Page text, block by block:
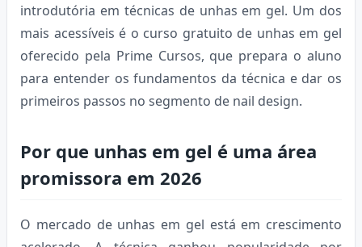
introdutória em técnicas de unhas em gel. Um dos
mais acessíveis é o curso gratuito de unhas em gel
oferecido pela Prime Cursos, que prepara o aluno
para entender os fundamentos da técnica e dar os
primeiros passos no segmento de nail design.
Por que unhas em gel é uma área
promissora em 2026
O mercado de unhas em gel está em crescimento